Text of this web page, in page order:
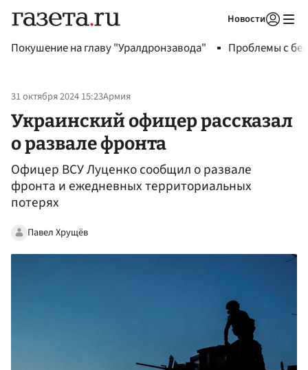
Новости
Покушение на главу "Уралдронзавода" Проблемы с
31 октября 2024 15:23Армия
Украинский офицер рассказал
о развале фронта
Офицер ВСУ Луценко сообщил о развале
фронта и ежедневных территориальных
потерях
Павел Хрущёв